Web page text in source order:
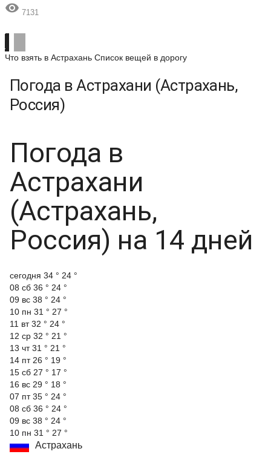
 7131
Что взять в Астрахань Список вещей в дорогу
Погода в Астрахани (Астрахань,
Россия)
Погода в
Астрахани
(Астрахань,
Россия) на 14 дней
cегодня 34 ° 24 °
08 сб 36 ° 24 °
09 вс 38 ° 24 °
10 пн 31 ° 27 °
11 вт32 ° 24 °
12 ср 32 ° 21 °
13 чт31 ° 21 °
14 пт 26 ° 19 °
15 сб 27 ° 17 °
16 вс 29 ° 18 °
07 пт35 ° 24 °
08 сб 36 ° 24 °
09 вс 38 ° 24 °
10 пн 31 ° 27 °
Астрахань